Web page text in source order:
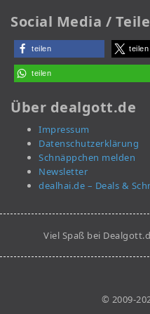
Social Media /
teilen teilen
teilen
Über dealgott.de
Impressum
Datenschutzerklärung
Schnäppchen melden
Newsletter
dealhai.de – Deals &
Viel Spaß bei
© 2009-